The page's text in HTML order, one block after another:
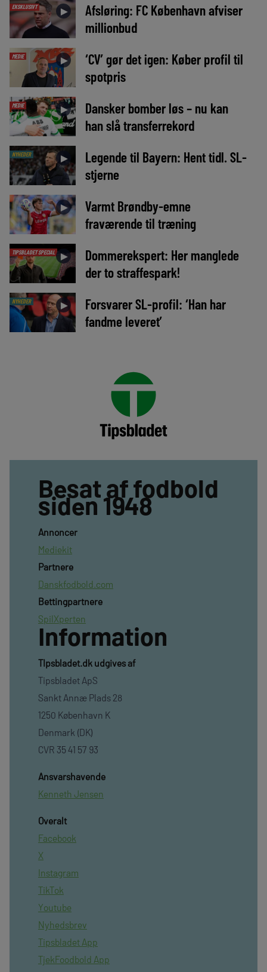
EKSKLUSIVT ►
Afsløring: FC København afviser
millionbud
MEDIE ►
‘CV’ gør det igen: Køber profil til
spotpris
MEDIE ►
Dansker bomber løs – nu kan
han slå transferrekord
NYHEDER ►
Legende til Bayern: Hent tidl. SL-
stjerne
►
Varmt Brøndby-emne
fraværende til træning
TIPSBLADET SPECIAL ►
Dommerekspert: Her manglede
der to straffespark!
NYHEDER ►
Forsvarer SL-profil: ‘Han har
fandme leveret’
Besat af fodbold
siden 1948
Annoncer
Mediekit
Partnere
Danskfodbold.com
Bettingpartnere
SpilXperten
Information
TIpsbladet.dk udgives af
Tipsbladet ApS
Sankt Annæ Plads 28
1250 København K
Denmark (DK)
CVR 35 41 57 93
Ansvarshavende
Kenneth Jensen
Overalt
Facebook
X
Instagram
TikTok
Youtube
Nyhedsbrev
Tipsbladet App
TjekFoodbold App